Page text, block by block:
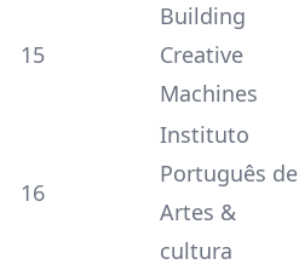
15
Building
Creative
Machines
16
Instituto
Português de
Artes &
cultura